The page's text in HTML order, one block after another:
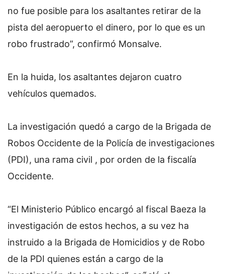
no fue posible para los asaltantes retirar de la
pista del aeropuerto el dinero, por lo que es un
robo frustrado”, confirmó Monsalve.
En la huida, los asaltantes dejaron cuatro
vehículos quemados.
La investigación quedó a cargo de la Brigada de
Robos Occidente de la Policía de investigaciones
(PDI), una rama civil , por orden de la fiscalía
Occidente.
“El Ministerio Público encargó al fiscal Baeza la
investigación de estos hechos, a su vez ha
instruido a la Brigada de Homicidios y de Robo
de la PDI quienes están a cargo de la